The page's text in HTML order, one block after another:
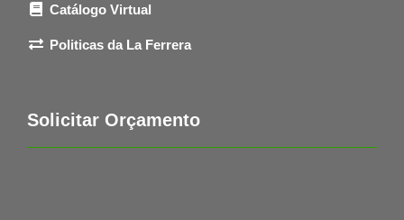
Catálogo Virtual
Politicas da La Ferrera
Solicitar Orçamento